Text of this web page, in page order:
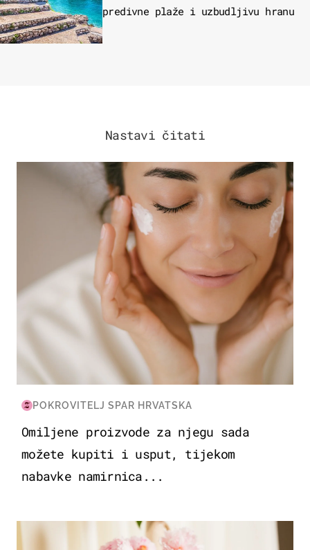
predivne plaže i uzbudljivu hranu
Nastavi čitati
MODA & LJEPOTA
POKROVITELJ SPAR HRVATSKA
Omiljene proizvode za njegu sada
možete kupiti i usput, tijekom
nabavke namirnica...
MODA & LJEPOTA